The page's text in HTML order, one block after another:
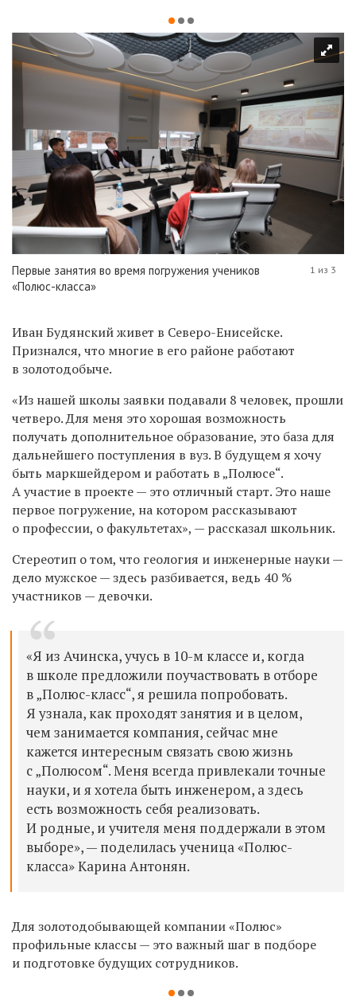
Первые занятия во время погружения учеников
«Полюс-класса»
1 из 3
Иван Будянский живет в Северо-Енисейске.
Признался, что многие в его районе работают
в золотодобыче.
«Из нашей школы заявки подавали 8 человек, прошли
четверо. Для меня это хорошая возможность
получать дополнительное образование, это база для
дальнейшего поступления в вуз. В будущем я хочу
быть маркшейдером и работать в „Полюсе“.
А участие в проекте — это отличный старт. Это наше
первое погружение, на котором рассказывают
о профессии, о факультетах», — рассказал школьник.
Стереотип о том, что геология и инженерные науки —
дело мужское — здесь разбивается, ведь 40 %
участников — девочки.
«Я из Ачинска, учусь в 10-м классе и, когда
в школе предложили поучаствовать в отборе
в „Полюс-класс“, я решила попробовать.
Я узнала, как проходят занятия и в целом,
чем занимается компания, сейчас мне
кажется интересным связать свою жизнь
с „Полюсом“. Меня всегда привлекали точные
науки, и я хотела быть инженером, а здесь
есть возможность себя реализовать.
И родные, и учителя меня поддержали в этом
выборе», — поделилась ученица «Полюс-
класса» Карина Антонян.
Для золотодобывающей компании «Полюс»
профильные классы — это важный шаг в подборе
и подготовке будущих сотрудников.